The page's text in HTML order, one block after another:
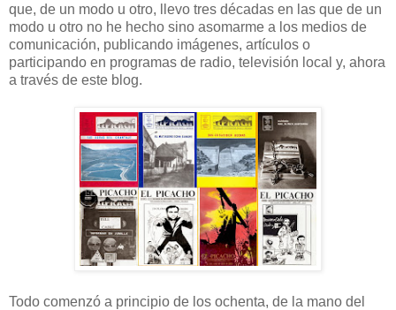
que, de un modo u otro, llevo tres décadas en las que de un
modo u otro no he hecho sino asomarme a los medios de
comunicación, publicando imágenes, artículos o
participando en programas de radio, televisión local y, ahora
a través de este blog.
Todo comenzó a principio de los ochenta, de la mano del